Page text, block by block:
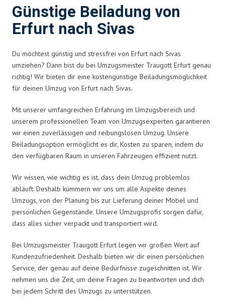
Günstige Beiladung von
Erfurt nach Sivas
Du möchtest günstig und stressfrei von Erfurt nach Sivas
umziehen? Dann bist du bei Umzugsmeister Traugott Erfurt genau
richtig! Wir bieten dir eine kostengünstige Beiladungsmöglichkeit
für deinen Umzug von Erfurt nach Sivas.
Mit unserer umfangreichen Erfahrung im Umzugsbereich und
unserem professionellen Team von Umzugsexperten garantieren
wir einen zuverlässigen und reibungslosen Umzug. Unsere
Beiladungsoption ermöglicht es dir, Kosten zu sparen, indem du
den verfügbaren Raum in unseren Fahrzeugen effizient nutzt.
Wir wissen, wie wichtig es ist, dass dein Umzug problemlos
abläuft. Deshalb kümmern wir uns um alle Aspekte deines
Umzugs, von der Planung bis zur Lieferung deiner Möbel und
persönlichen Gegenstände. Unsere Umzugsprofis sorgen dafür,
dass alles sicher verpackt und transportiert wird.
Bei Umzugsmeister Traugott Erfurt legen wir großen Wert auf
Kundenzufriedenheit. Deshalb bieten wir dir einen persönlichen
Service, der genau auf deine Bedürfnisse zugeschnitten ist. Wir
nehmen uns die Zeit, um deine Fragen zu beantworten und dich
bei jedem Schritt des Umzugs zu unterstützen.